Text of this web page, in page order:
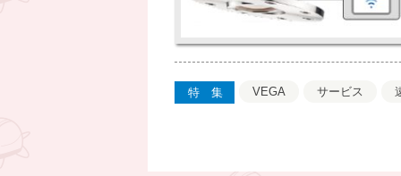
特集 VEGA サービス